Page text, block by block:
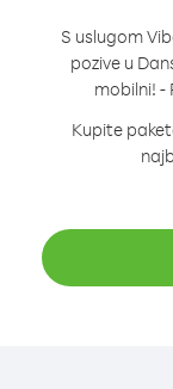
S uslugom
pozive u
mobilni! -
Kupite